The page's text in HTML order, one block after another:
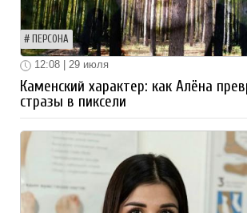
ПЕРСОНА
12:08 | 29 июля
Каменский характер: как Алёна
стразы в пиксели